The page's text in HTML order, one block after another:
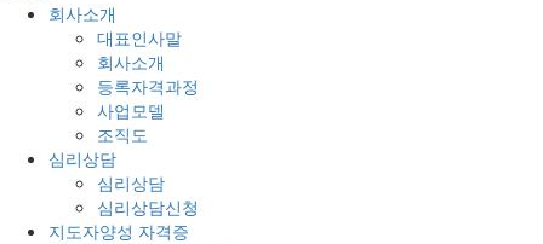
회사소개
대표인사말
회사소개
등록자격과정
사업모델
조직도
심리상담
심리상담
심리상담신청
지도자양성 자격증